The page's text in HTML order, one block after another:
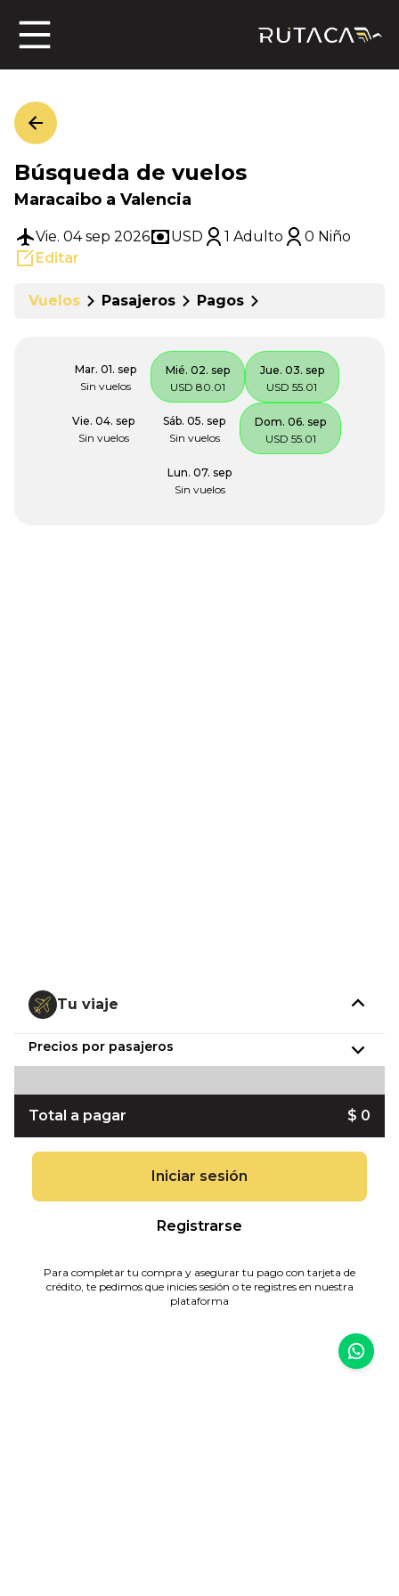
Búsqueda de vuelos
Maracaibo a Valencia
Vie. 04 sep 2026 USD 1 Adulto
0 Niño
Editar
Vuelos Pasajeros Pagos
Mar. 01. sep
Sin vuelos
Mié. 02. sep
USD 80.01
Jue. 03. sep
USD 55.01
Vie. 04. sep
Sin vuelos
Sáb. 05. sep
Sin vuelos
Dom. 06. sep
USD 55.01
Lun. 07. sep
Sin vuelos
Tu viaje
Precios por pasajeros
Total a pagar $ 0
Iniciar sesión
Registrarse
Para completar tu compra y asegurar tu pago con tarjeta de
crédito, te pedimos que inicies sesión o te registres en nuestra
plataforma